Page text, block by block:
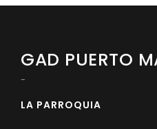
GAD PUERTO
-
LA PARROQUIA